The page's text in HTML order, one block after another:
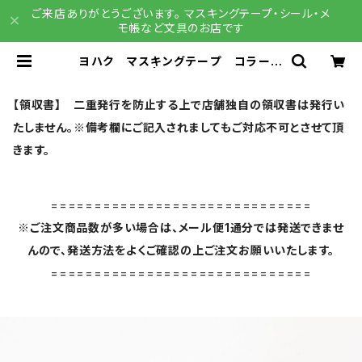
ご来店ありがとうございます。 マスキングテープ・シール・メ
モ帳など文具のお店です
ヨハク マスキングテープ コラージ
【領収書】 二重発行を防止する上で店舗独自の領収書は発行い
たしません。※備考欄にご記入されましてもご対応不可とさせて頂
きます。
==============================
※ご注文商品数が多い場合は、メール便1通分では発送できませ
んので、発送方法をよくご確認の上ご注文お願いいたします。
==============================